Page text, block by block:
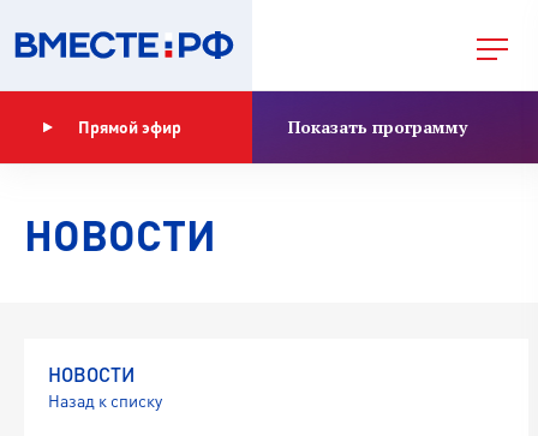
Прямой эфир Показать программу
НОВОСТИ
НОВОСТИ
Назад к списку